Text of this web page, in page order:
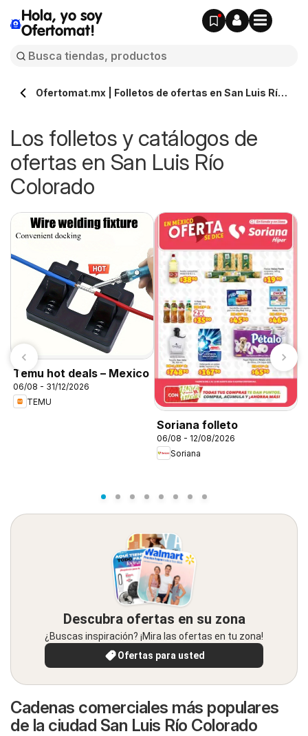
Hola, yo soy
Ofertomat!
Ofertomat.mx | Folletos de ofertas en San Luis Río
Los folletos y catálogos de
ofertas en San Luis Río
Colorado
Temu hot deals – Mexico
06/08 - 31/12/2026
TEMU
Soriana folleto
06/08 - 12/08/2026
Soriana
Descubra ofertas en su zona
¿Buscas inspiración? ¡Mira las ofertas en tu zona!
Ofertas para usted
Cadenas comerciales más populares
de la ciudad San Luis Río Colorado